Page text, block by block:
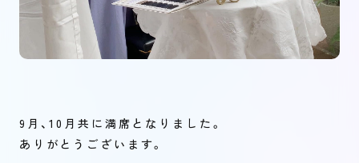
9月、10月共に満席となりました。
ありがとうございます。